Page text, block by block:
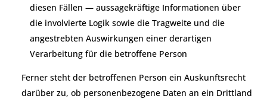
diesen Fällen — aussagekräftige Informationen über
die involvierte Logik sowie die Tragweite und die
angestrebten Auswirkungen einer derartigen
Verarbeitung für die betroffene Person
Ferner steht der betroffenen Person ein Auskunftsrecht
darüber zu, ob personenbezogene Daten an ein Drittland